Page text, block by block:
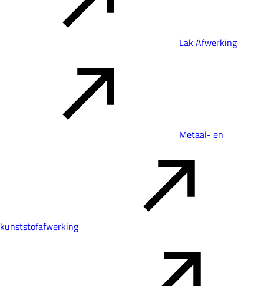
Lak Afwerking
Metaal- en
kunststofafwerking